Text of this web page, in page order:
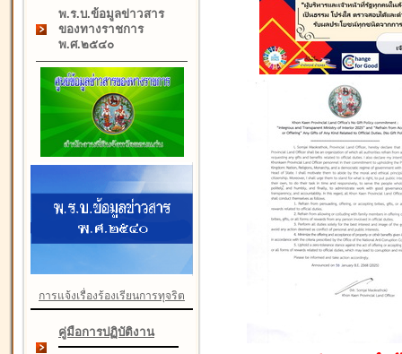
พ.ร.บ.ข้อมูลข่าวสาร
ของทางราชการ
พ.ศ.๒๕๔๐
การแจ้งเรื่องร้องเรียนการทุจริต
คู่มือการปฏิบัติงาน